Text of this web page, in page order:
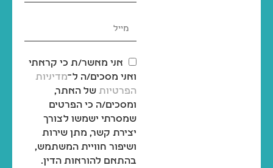
אני מאשר/ת כי קראתי
ואני מסכים/ה ל־מדיניות
הפרטיות של האתר,
ומסכים/ה כי הפרטים
שמסרתי ישמשו לצורך
יצירת קשר, מתן שירות
ושיפור חוויית המשתמש,
בהתאם להוראות הדין.